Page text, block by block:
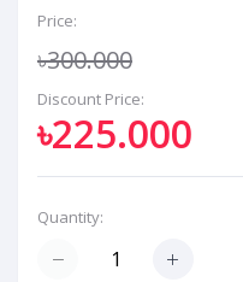
Price:
৳300.000
Discount Price:
৳225.000
Quantity: